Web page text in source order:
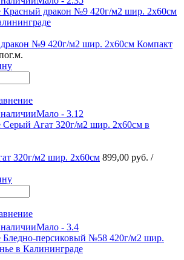
№9 420г/м2 шир. 2х60см Компакт
Мало - 3.12
320г/м2 шир. 2х60см 899,00 руб. /
Мало - 3.4